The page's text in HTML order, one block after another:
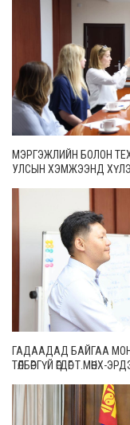
МЭРГЭЖЛИЙН БОЛОН
УЛСЫН ХЭМЖЭЭНД
ГАДААДАД БАЙГАА
ТӨЛБӨРГҮЙ ӨГДӨГ